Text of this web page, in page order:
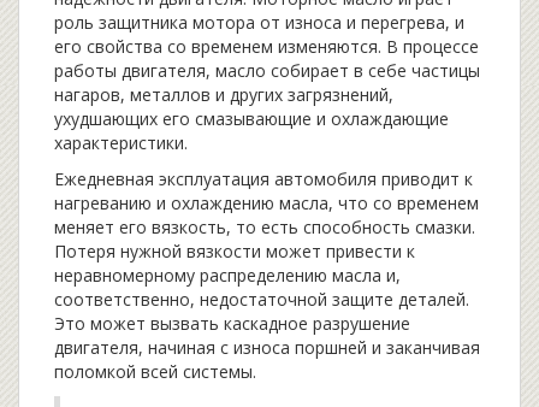
роль защитника мотора от износа и перегрева, и
его свойства со временем изменяются. В процессе
работы двигателя, масло собирает в себе частицы
нагаров, металлов и других загрязнений,
ухудшающих его смазывающие и охлаждающие
характеристики.
Ежедневная эксплуатация автомобиля приводит к
нагреванию и охлаждению масла, что со временем
меняет его вязкость, то есть способность смазки.
Потеря нужной вязкости может привести к
неравномерному распределению масла и,
соответственно, недостаточной защите деталей.
Это может вызвать каскадное разрушение
двигателя, начиная с износа поршней и заканчивая
поломкой всей системы.